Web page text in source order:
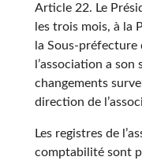
Article 22. Le
les trois mois, à la
la Sous-préfecture
l’association a
changements
direction de
Les registres de
comptabilité sont